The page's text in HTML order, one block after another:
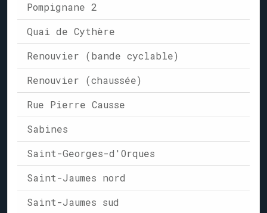
Pompignane 2
Quai de Cythère
Renouvier (bande cyclable)
Renouvier (chaussée)
Rue Pierre Causse
Sabines
Saint-Georges-d'Orques
Saint-Jaumes nord
Saint-Jaumes sud